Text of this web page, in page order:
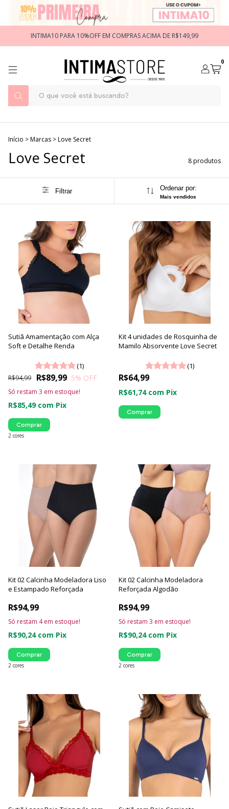
INTIMA10 PARA 10%OFF EM COMPRAS ACIMA DE R$149,99
0
Início >Marcas >Love Secret
Love Secret 8 produtos
Filtrar Ordenar por:
Mais vendidos
Sutiã Amamentação com Alça
Soft e Detalhe Renda
(1)
R$89,99
R$94,99 5% OFF
R$85,49 com Pix
Só restam 3 em estoque!
2 cores
Comprar
Kit 4 unidades de Rosquinha de
Mamilo Absorvente Love Secret
(1)
R$64,99
R$61,74 com Pix
Comprar
Kit 02 Calcinha Modeladora Liso
e Estampado Reforçada
R$94,99
R$90,24 com Pix
Só restam 4em estoque!
2 cores
Comprar
Kit 02 Calcinha Modeladora
Reforçada Algodão
R$94,99
R$90,24 com Pix
Só restam 3 em estoque!
2 cores
Comprar